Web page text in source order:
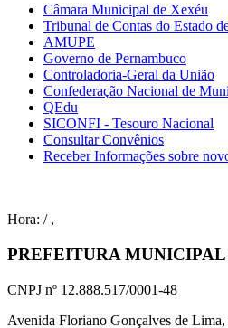
Câmara Municipal de Xexéu
Tribunal de Contas do Estado
AMUPE
Governo de Pernambuco
Controladoria-Geral da União
Confederação Nacional de
QEdu
SICONFI - Tesouro Nacional
Consultar Convênios
Receber Informações sobre
Hora: / ,
PREFEITURA
CNPJ nº 12.888.517/0001-48
Avenida Floriano Gonçalves de